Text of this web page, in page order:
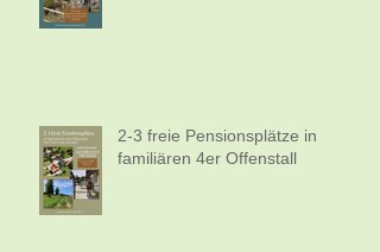
2-3 freie Pensionsplätze in
familiären 4er Offenstall